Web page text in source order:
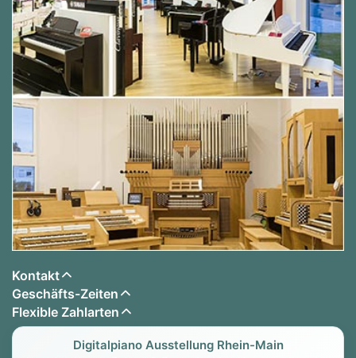
Kontakt
Geschäfts-Zeiten
Flexible Zahlarten
Digitalpiano Ausstellung Rhein-Main